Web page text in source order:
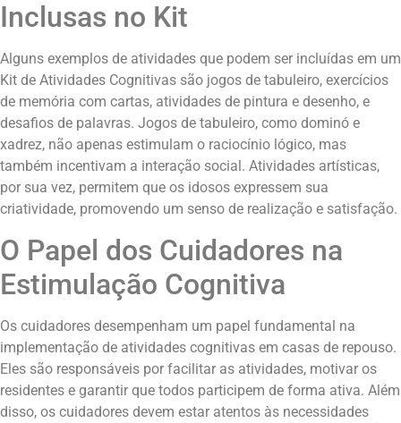
Inclusas no Kit
Alguns exemplos de atividades que podem ser incluídas em um
Kit de Atividades Cognitivas são jogos de tabuleiro, exercícios
de memória com cartas, atividades de pintura e desenho, e
desafios de palavras. Jogos de tabuleiro, como dominó e
xadrez, não apenas estimulam o raciocínio lógico, mas
também incentivam a interação social. Atividades artísticas,
por sua vez, permitem que os idosos expressem sua
criatividade, promovendo um senso de realização e satisfação.
O Papel dos Cuidadores na
Estimulação Cognitiva
Os cuidadores desempenham um papel fundamental na
implementação de atividades cognitivas em casas de repouso.
Eles são responsáveis por facilitar as atividades, motivar os
residentes e garantir que todos participem de forma ativa. Além
disso, os cuidadores devem estar atentos às necessidades